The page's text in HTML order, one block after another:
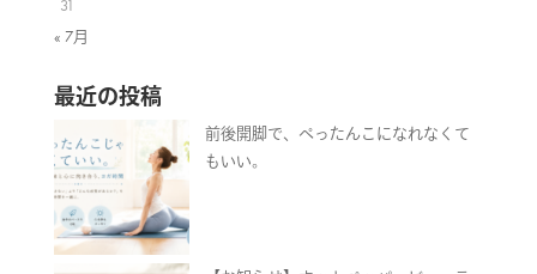
31
« 7月
最近の投稿
前後開脚で、ぺったんこになれなくて
もいい。